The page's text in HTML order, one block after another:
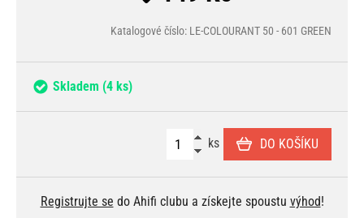
Katalogové číslo: LE-COLOURANT 50 - 601 GREEN
Skladem (4 ks)
ks DO KOŠÍKU
Registrujte se do Ahifi clubu a získejte spoustu výhod!